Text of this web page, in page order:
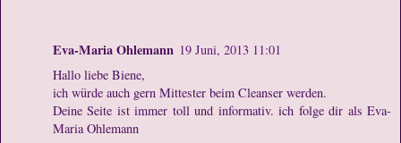
Eva-Maria Ohlemann 19 Juni, 2013 11:01
Hallo liebe Biene,
ich würde auch gern Mittester beim Cleanser werden.
Deine Seite ist immer toll und informativ. ich folge dir als Eva-
Maria Ohlemann